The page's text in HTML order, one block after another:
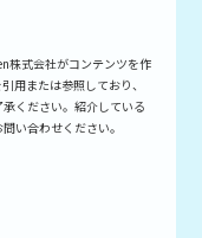
株式会社がコンテンツを作
用または参照しており、
ください。紹介している
い合わせください。